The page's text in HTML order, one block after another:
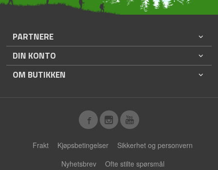
PARTNERE
DIN KONTO
OM BUTIKKEN
Frakt Kjøpsbetingelser
Sikkerhet og personvern
Nyhetsbrev
Ofte stilte spørsmål